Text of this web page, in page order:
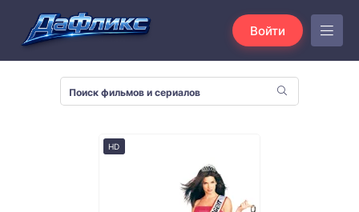
Войти
HD